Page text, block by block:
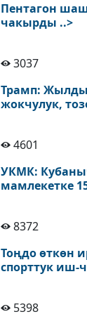
Пентагон
чакырды ..>
3037
Трамп:
жокчулук,
4601
УКМК:
мамлекетке
8372
Тоңдо өткөн
спорттук иш-
5398